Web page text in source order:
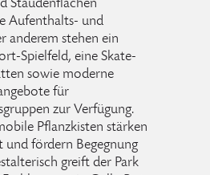
Staudenflächen
Aufenthalts- und
anderem stehen ein
Spielfeld, eine Skate-
sowie moderne
für
zur Verfügung.
Pflanzkisten stärken
fördern Begegnung
greift der Park